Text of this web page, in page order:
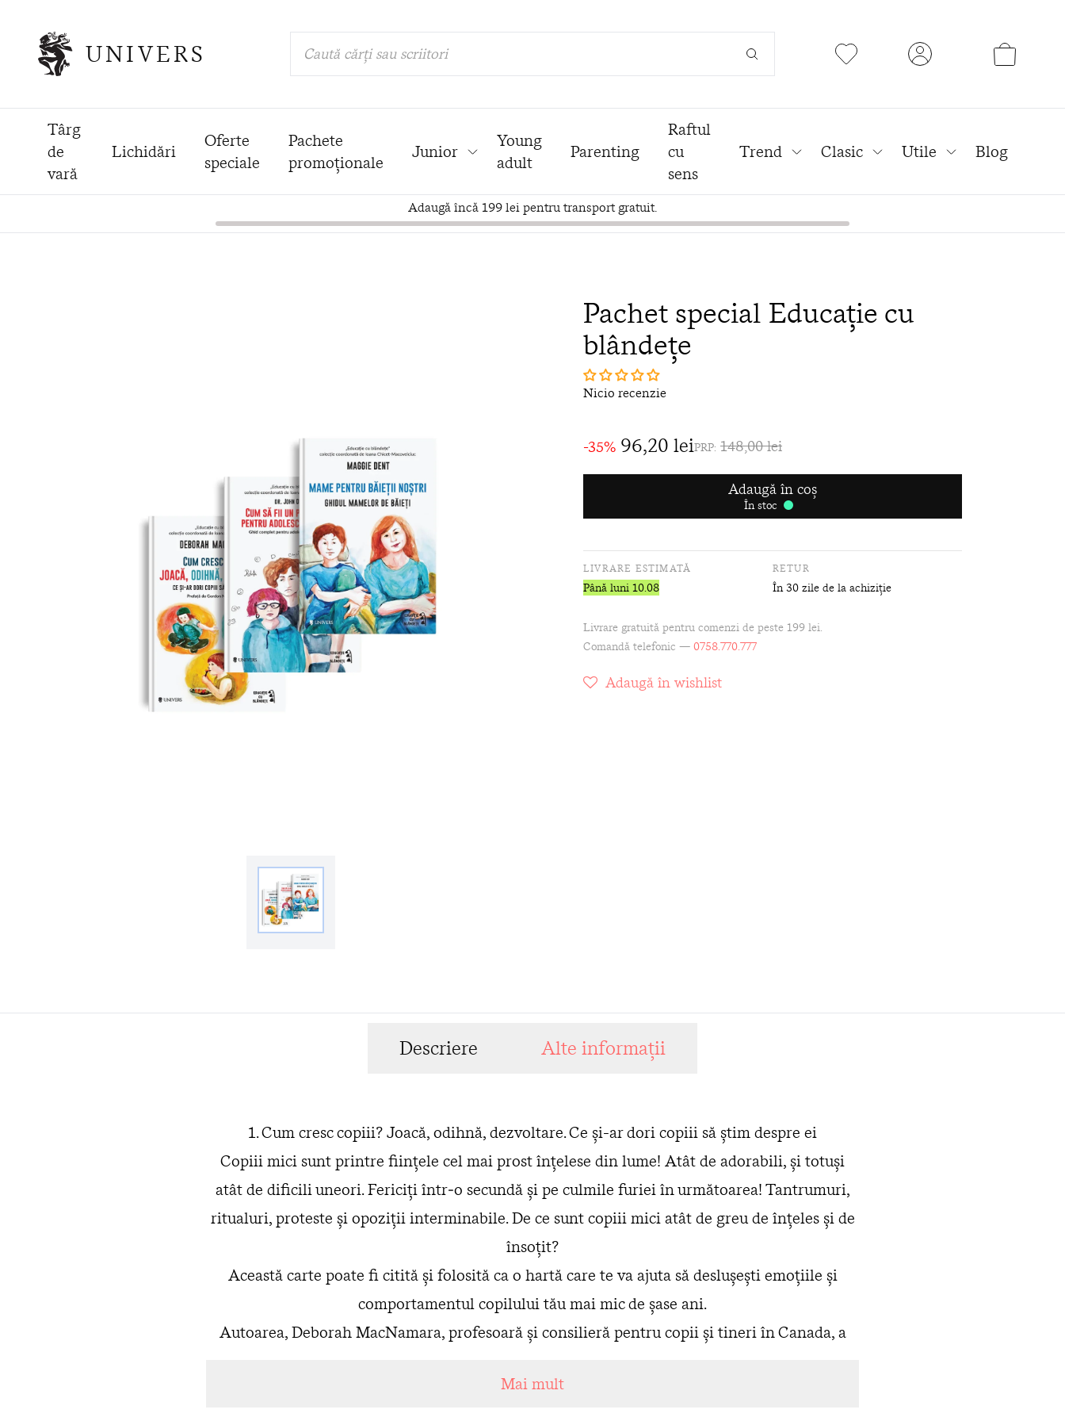
UNIVERS Caută cărți sau scriitori
Târg
de
vară
Lichidări
Oferte
speciale
Pachete
promoționale
Junior
Young
adult
Parenting
Raftul
cu
sens
Trend Clasic Utile Blog
Adaugă încă 199 lei pentru transport gratuit.
Pachet special Educație cu
blândețe
Nicio recenzie
-35%96,20 leiPRP: 148,00 lei
Adaugă în coș
În stoc
LIVRARE ESTIMATĂ
Până luni 10.08
RETUR
În 30 zile de la achiziție
Livrare gratuită pentru comenzi de peste 199 lei.
Comandă telefonic — 0758.770.777
Adaugă în wishlist
Descriere Alte informații
1. Cum cresc copiii? Joacă, odihnă, dezvoltare. Ce şi-ar dori copiii să ştim despre ei
Copiii mici sunt printre ființele cel mai prost înțelese dinlume! Atât de adorabili, și totuși
atât de dificili uneori.Fericiți într‑o secundă și pe culmile furiei în următoarea! Tantrumuri,
ritualuri, proteste și opoziții interminabile. De ce sunt copiii mici atât de greu de înțeles și de
însoțit?
Această carte poate fi citită și folosită ca o hartă care te va ajuta să deslușești emoțiile și
comportamentul copilului tău mai mic de șase ani.
Autoarea, Deborah MacNamara, profesoară și consilieră pentru copii și tineri în Canada, a
domeniile atașamentului și relațiilor interumane.
Mai mult